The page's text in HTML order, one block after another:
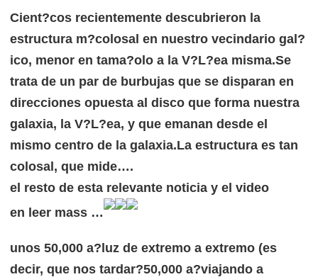
Cient?cos recientemente descubrieron la
estructura m?colosal en nuestro vecindario gal?
ico, menor en tama?olo a la V?L?ea misma.Se
trata de un par de burbujas que se disparan en
direcciones opuesta al disco que forma nuestra
galaxia, la V?L?ea, y que emanan desde el
mismo centro de la galaxia.La estructura es tan
colosal, que mide….
el resto de esta relevante noticia y el video
en leer mass …
unos 50,000 a?luz de extremo a extremo (es
decir, que nos tardar?50,000 a?viajando a